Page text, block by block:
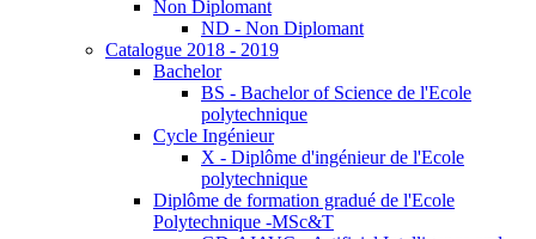
Non Diplomant
ND - Non Diplomant
Catalogue 2018 - 2019
Bachelor
BS - Bachelor of Science de l'Ecole
polytechnique
Cycle Ingénieur
X - Diplôme d'ingénieur de l'Ecole
polytechnique
Diplôme de formation gradué de l'Ecole
Polytechnique -MSc&T